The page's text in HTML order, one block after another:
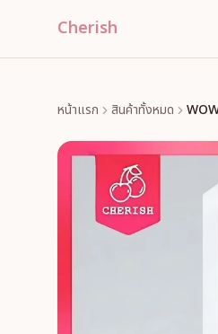
Cherish
หน้าแรก สินค้าทั้งหมด